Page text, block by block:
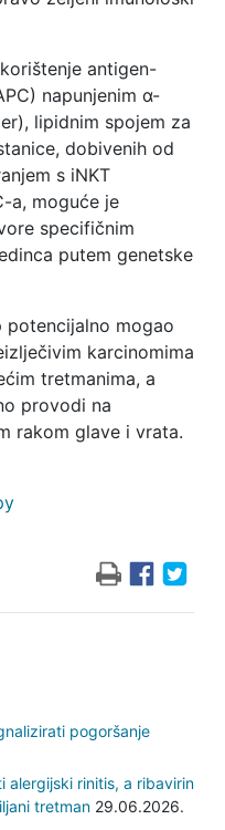
antigen-
napunjenim α-
lipidnim spojem za
dobivenih od
s iNKT
a, moguće je
specifičnim
putem genetske
potencijalno mogao
karcinomima
tretmanima, a
provodi na
rakom glave i vrata.
pogoršanje
alergijski rinitis, a ribavirin
tretman29.06.2026.